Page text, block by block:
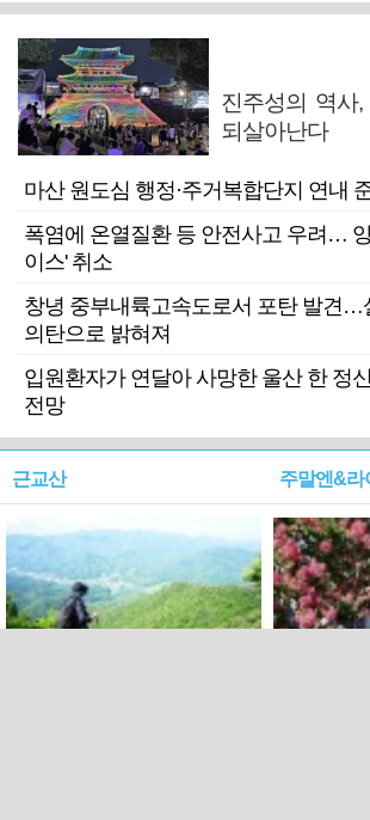
진주성의 역사
되살아난다
마산 원도심 행정·주거복합단지 연내
폭염에 온열질환 등 안전사고 우려… 양
이스' 취소
창녕 중부내륙고속도로서 포탄 발견…
의탄으로 밝혀져
입원환자가 연달아 사망한 울산 한 정
전망
근교산 주말엔&라